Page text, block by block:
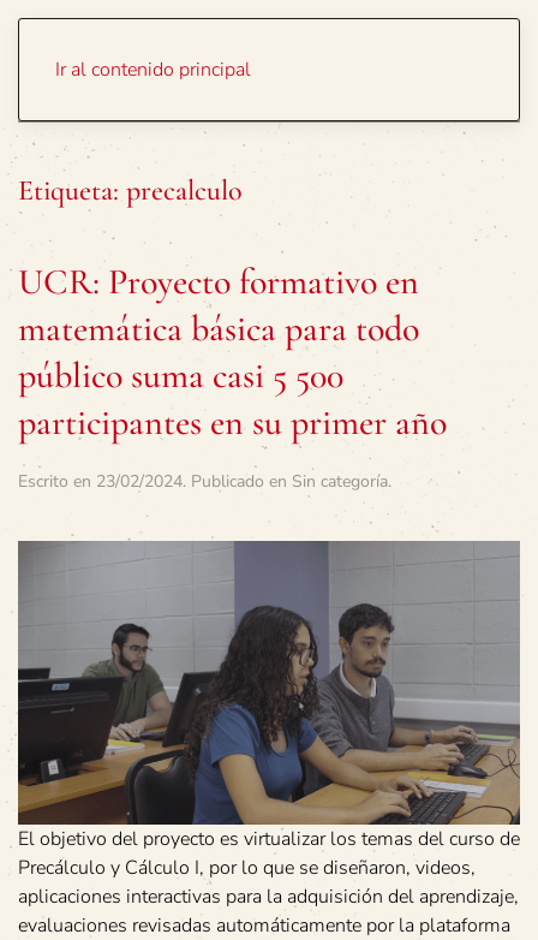
Ir al contenido principal
Etiqueta: precalculo
UCR: Proyecto formativo en
matemática básica para todo
público suma casi 5 500
participantes en su primer año
Escrito en 23/02/2024. Publicado en Sin categoría.
El objetivo del proyecto es virtualizar los temas del curso de
Precálculo y Cálculo I, por lo que se diseñaron, videos,
aplicaciones interactivas para la adquisición del aprendizaje,
evaluaciones revisadas automáticamente por la plataforma